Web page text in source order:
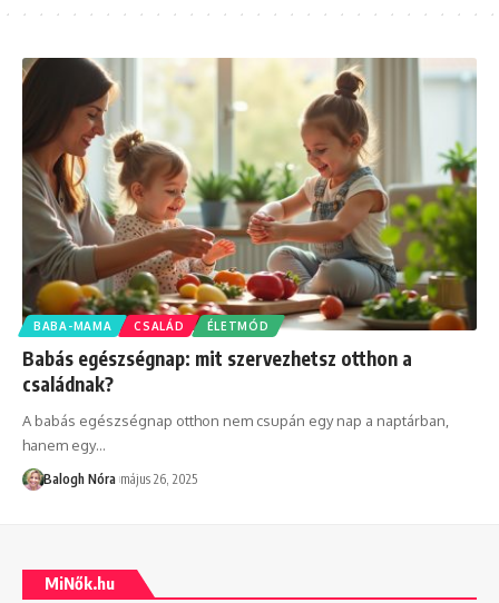
BABA-MAMA CSALÁD ÉLETMÓD
Babás egészségnap: mit szervezhetsz otthon a
családnak?
A babás egészségnap otthon nem csupán egy nap a naptárban,
hanem egy…
Balogh Nóra május 26, 2025
MiNők.hu